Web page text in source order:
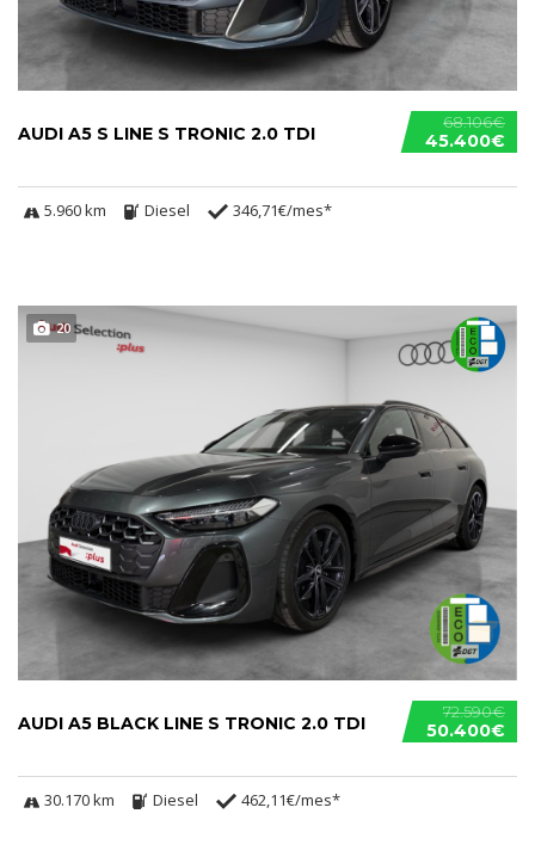
68.106€
45.400€
AUDI A5 S LINE S TRONIC 2.0 TDI
5.960 km Diesel 346,71€/mes*
20
72.590€
50.400€
AUDI A5 BLACK LINE S TRONIC 2.0 TDI
30.170 km Diesel 462,11€/mes*